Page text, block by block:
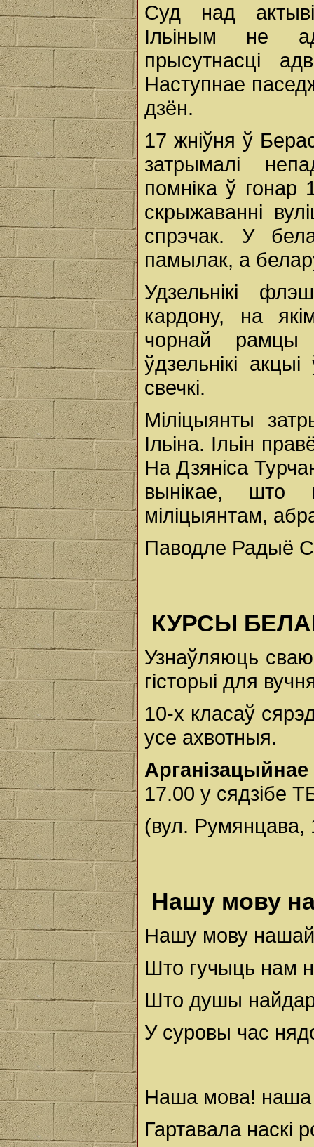
Суд над
Ільіным не
прысутнасці
Наступнае
дзён.
17 жніўня ў
затрымалі
помніка ў гонар
скрыжаванні
спрэчак. У
памылак, а
Удзельнікі
кардону, на
чорнай рамцы
ўдзельнікі
свечкі.
Міліцыянты
Ільіна. Ільін
На Дзяніса
вынікае, што
міліцыянтам,
Паводле Радыё
КУРСЫ
Узнаўляюць
гісторыі для
10-х класаў
усе ахвотныя.
17.00 у сядзібе
(вул. Румянцава,
Нашу мову
Нашу мову
Што гучыць нам
Што душы
У суровы час
Наша мова!
Гартавала наскі